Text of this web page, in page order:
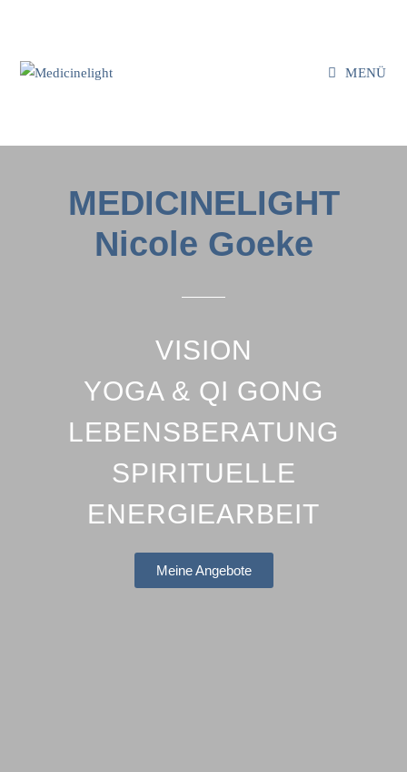
MENÜ
MEDICINELIGHT
Nicole Goeke
VISION
YOGA & QI GONG
LEBENSBERATUNG
SPIRITUELLE
ENERGIEARBEIT
Meine Angebote